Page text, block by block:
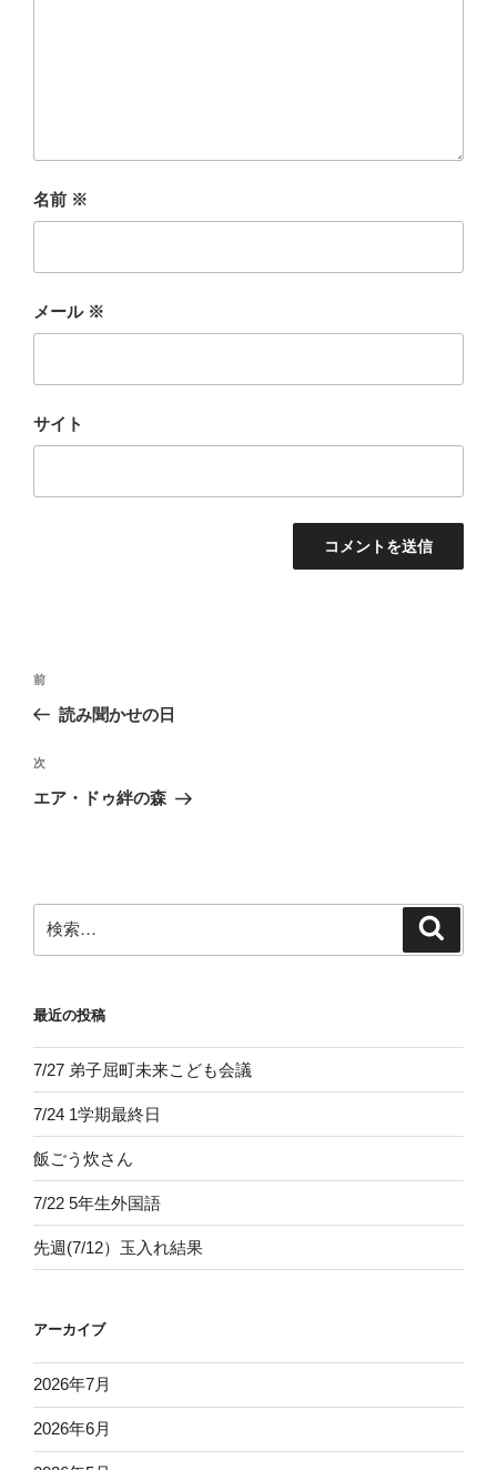
名前 ※
メール ※
サイト
投
ナ
ビ
ゲ
ン
前
の
稿
前
読み聞かせの日
次
の
次
エア・ドゥ絆の森
索:
最近の投稿
7/27 弟子屈町未来こども会議
7/24 1学期最終日
飯ごう炊さん
7/22 5年生外国語
先週(7/12）玉入れ結果
アーカイブ
2026年7月
2026年6月